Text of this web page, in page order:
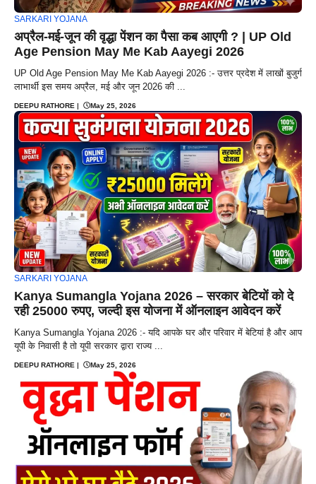
SARKARI YOJANA
अप्रैल-मई-जून की वृद्धा पेंशन का पैसा कब आएगी ? | UP Old
Age Pension May Me Kab Aayegi 2026
UP Old Age Pension May Me Kab Aayegi 2026 :- उत्तर प्रदेश में लाखों बुजुर्ग
लाभार्थी इस समय अप्रैल, मई और जून 2026 की ...
DEEPU RATHORE | May 25, 2026
SARKARI YOJANA
Kanya Sumangla Yojana 2026 – सरकार बेटियों को दे
रही 25000 रुपए, जल्दी इस योजना में ऑनलाइन आवेदन करें
Kanya Sumangla Yojana 2026 :- यदि आपके घर और परिवार में बेटियां है और आप
यूपी के निवासी है तो यूपी सरकार द्वारा राज्य ...
DEEPU RATHORE | May 25, 2026